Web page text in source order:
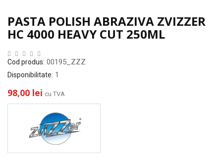
PASTA POLISH ABRAZIVA ZVIZZER
HC 4000 HEAVY CUT 250ML
Cod produs: 00195_ZZZ
Disponibilitate: 1
98,00 lei cu TVA